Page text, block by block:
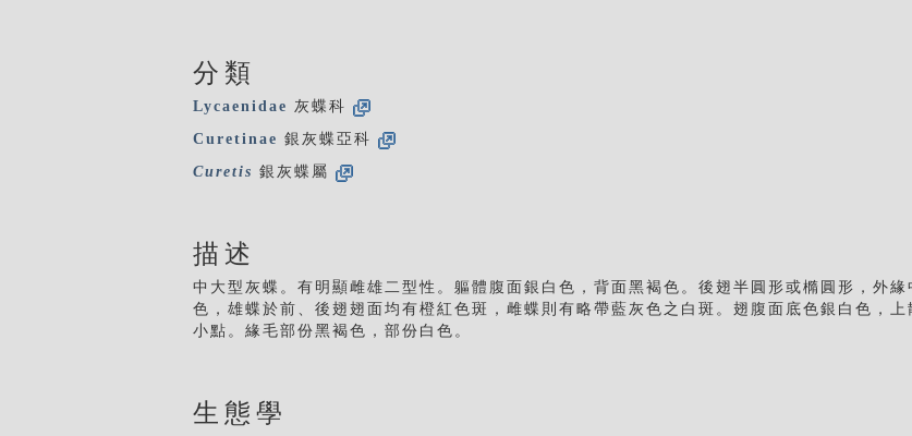
分類
Lycaenidae 灰蝶科
Curetinae 銀灰蝶亞科
Curetis 銀灰蝶屬
描述
中大型灰蝶。有明顯雌雄二型性。軀體腹面銀白色，背面黑褐色。後翅半圓形或橢圓形，外
色，雄蝶於前、後翅翅面均有橙紅色斑，雌蝶則有略帶藍灰色之白斑。翅腹面底色銀白色，
小點。緣毛部份黑褐色，部份白色。
生態學